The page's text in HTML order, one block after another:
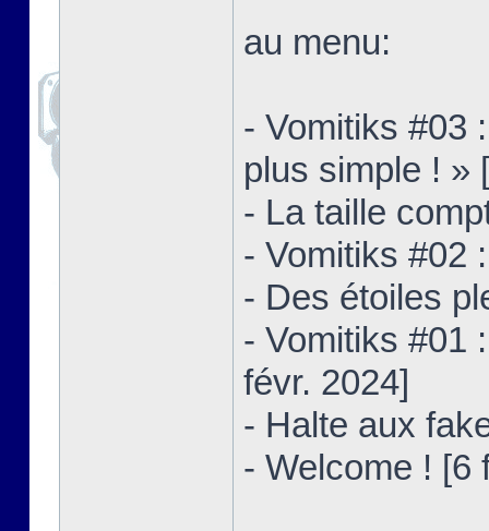
au menu:
- Vomitiks #03
plus simple ! »
- La taille
- Vomitiks #02
- Des étoiles
- Vomitiks #01
févr. 2024]
- Halte aux
- Welcome ! [6